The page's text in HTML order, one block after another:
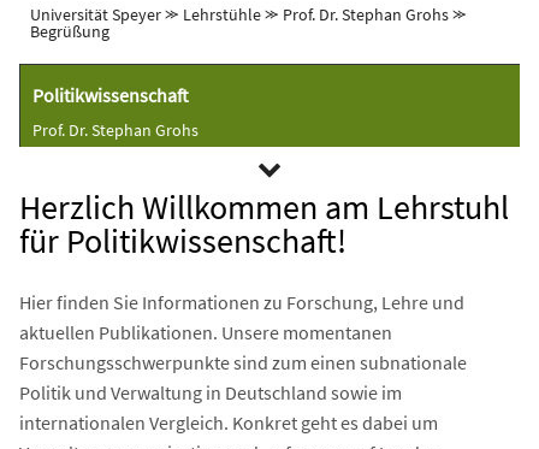
Universität Speyer⪼ Lehrstühle⪼ Prof. Dr. Stephan Grohs⪼
Begrüßung
Politikwissenschaft
Prof. Dr. Stephan Grohs
Herzlich Willkommen am Lehrstuhl
für Politikwissenschaft!
Hier finden Sie Informationen zu Forschung, Lehre und
aktuellen Publikationen. Unsere momentanen
Forschungsschwerpunkte sind zum einen subnationale
Politik und Verwaltung in Deutschland sowie im
internationalen Vergleich. Konkret geht es dabei um